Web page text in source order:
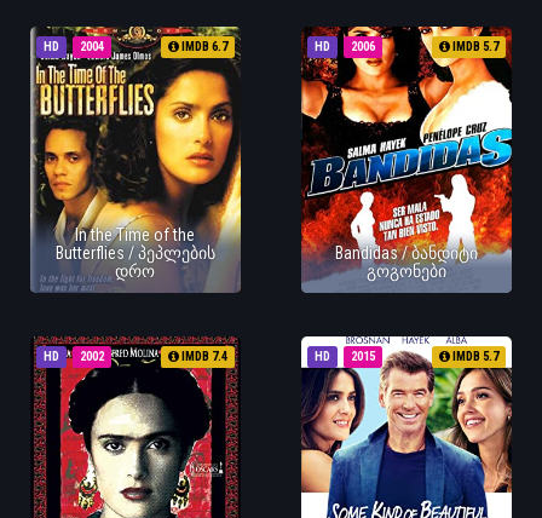
HD 2004 IMDB 6.7
In the Time of the
Butterflies / პეპლების
დრო
HD 2006 IMDB 5.7
Bandidas / ბანდიტი
გოგონები
HD 2002 IMDB 7.4 HD 2015 IMDB 5.7